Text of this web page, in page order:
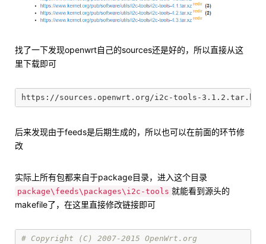
找了一下发现openwrt自己的sources还是好的，所以直接从这
里下载即可
后来发现由于feeds是后期生成的，所以也可以在前面的环节修
改
实际上所有包都来自于package目录，进入这个目录
package\feeds\packages\i2c-tools 就能看到源头的
makefile了，在这里直接修改链接即可
# Copyright (C) 2007-2015 OpenWrt.org